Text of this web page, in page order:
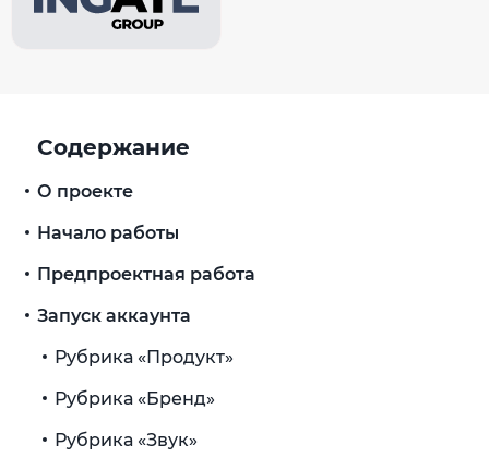
Содержание
О проекте
Начало работы
Предпроектная работа
Запуск аккаунта
Рубрика «Продукт»
Рубрика «Бренд»
Рубрика «Звук»